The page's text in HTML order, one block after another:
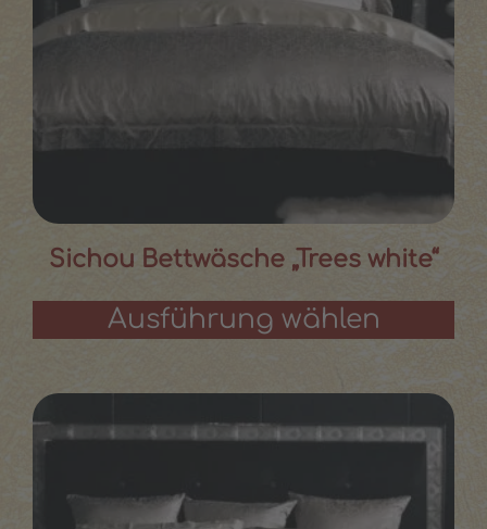
Sichou Bettwäsche „Trees white“
Ausführung wählen